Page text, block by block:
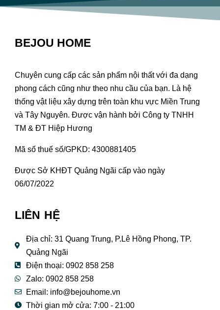
BEJOU HOME
Chuyên cung cấp các sản phẩm nội thất với đa dạng
phong cách cũng như theo nhu cầu của bạn. Là hệ
thống vật liệu xây dựng trên toàn khu vực Miền Trung
và Tây Nguyên. Được vận hành bởi Công ty TNHH
TM & ĐT Hiệp Hương
Mã số thuế số/GPKD: 4300881405
Được Sở KHĐT Quảng Ngãi cấp vào ngày
06/07/2022
LIÊN HỆ
Địa chỉ: 31 Quang Trung, P.Lê Hồng Phong, TP.
Quảng Ngãi
Điện thoại: 0902 858 258
Zalo: 0902 858 258
Email: info@bejouhome.vn
Thời gian mở cửa: 7:00 - 21:00